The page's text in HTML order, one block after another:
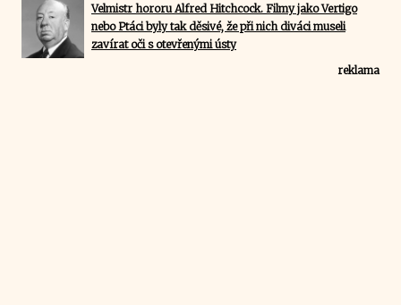
Velmistr hororu Alfred Hitchcock. Filmy jako Vertigo
nebo Ptáci byly tak děsivé, že při nich diváci museli
zavírat oči s otevřenými ústy
reklama